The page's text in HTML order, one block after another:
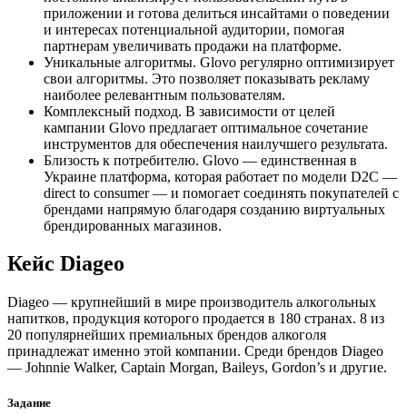
приложении и готова делиться инсайтами о поведении
и интересах потенциальной аудитории, помогая
партнерам увеличивать продажи на платформе.
Уникальные алгоритмы. Glovo регулярно оптимизирует
свои алгоритмы. Это позволяет показывать рекламу
наиболее релевантным пользователям.
Комплексный подход. В зависимости от целей
кампании Glovo предлагает оптимальное сочетание
инструментов для обеспечения наилучшего результата.
Близость к потребителю. Glovo — единственная в
Украине платформа, которая работает по модели D2C —
direct to consumer — и помогает соединять покупателей с
брендами напрямую благодаря созданию виртуальных
брендированных магазинов.
Кейс Diageo
Diageo — крупнейший в мире производитель алкогольных
напитков, продукция которого продается в 180 странах. 8 из
20 популярнейших премиальных брендов алкоголя
принадлежат именно этой компании. Среди брендов Diageo
— Johnnie Walker, Captain Morgan, Baileys, Gordon’s и другие.
Задание